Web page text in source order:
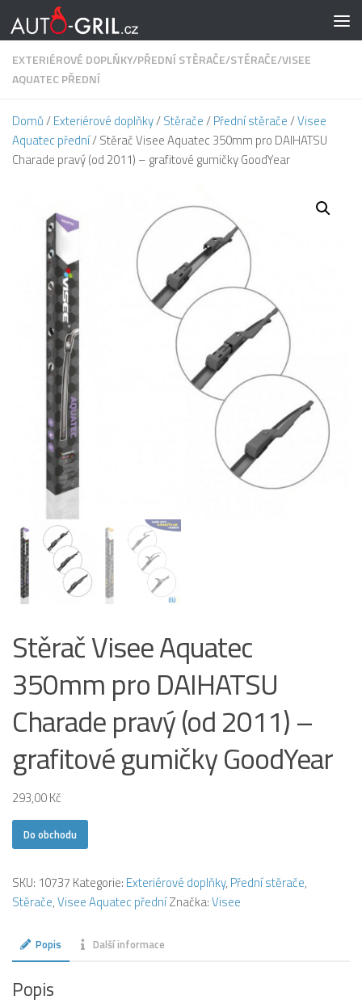
Skip to content
EXTERIÉROVÉ DOPLŇKY/PŘEDNÍ STĚRAČE/STĚRAČE/VISEE
AQUATEC PŘEDNÍ
Domů/Exteriérové doplňky/Stěrače/Přední stěrače/Visee
Aquatec přední/ Stěrač Visee Aquatec 350mm pro DAIHATSU
Charade pravý (od 2011) – grafitové gumičky GoodYear
Stěrač Visee Aquatec
350mm pro DAIHATSU
Charade pravý (od 2011) –
grafitové gumičky GoodYear
293,00Kč
Do obchodu
SKU: 10737 Kategorie: Exteriérové doplňky, Přední stěrače,
Stěrače,Visee Aquatec předníZnačka:Visee
Popis Další informace
Popis